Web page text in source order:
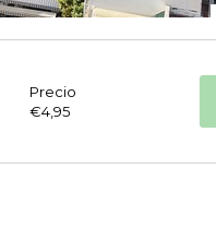
Precio
€4,95